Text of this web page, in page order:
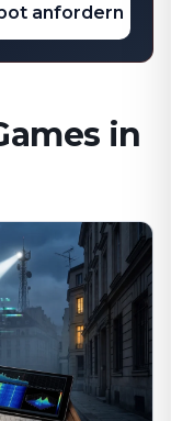
anfordern
in